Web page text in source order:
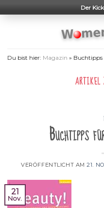
to
Der
Du bist hier: Magazin » Buchtipps
ARTIKEL
Buchtipps
VERÖFFENTLICHT AM21.
21
Nov.